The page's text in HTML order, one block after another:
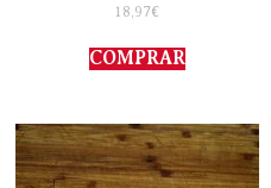
18,97€
COMPRAR